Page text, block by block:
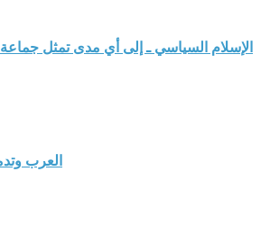
الإسلام السياسي ـ إلى أي مدى تمثل
العرب